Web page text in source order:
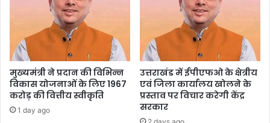
मुख्यमंत्री ने प्रदान की विभिन्न
विकास योजनाओं के लिए 1967
करोड़ की वित्तीय स्वीकृति
1 day ago
उत्तराखंड में ईपीएफओ के क्षेत्रीय
एवं जिला कार्यालय खोलने के
प्रस्ताव पर विचार करेगी केंद्र
सरकार